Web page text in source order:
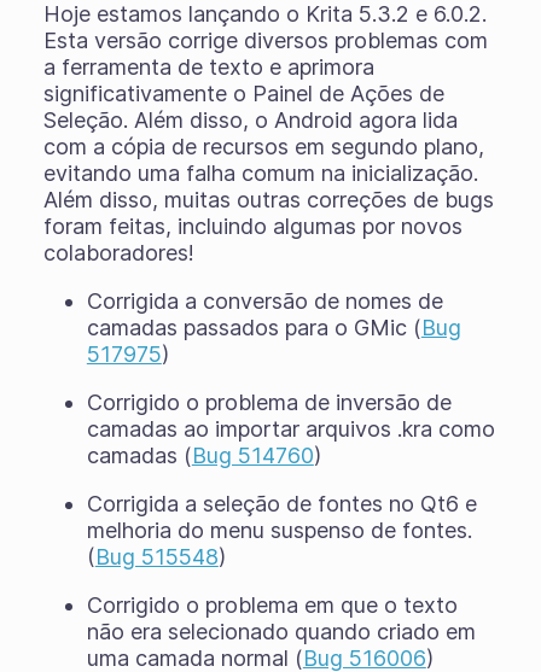
Hoje estamos lançando o Krita 5.3.2 e 6.0.2.
Esta versão corrige diversos problemas com
a ferramenta de texto e aprimora
significativamente o Painel de Ações de
Seleção. Além disso, o Android agora lida
com a cópia de recursos em segundo plano,
evitando uma falha comum na inicialização.
Além disso, muitas outras correções de bugs
foram feitas, incluindo algumas por novos
colaboradores!
Corrigida a conversão de nomes de
camadas passados ​​para o GMic (Bug
517975)
Corrigido o problema de inversão de
camadas ao importar arquivos .kra como
camadas (Bug 514760)
Corrigida a seleção de fontes no Qt6 e
melhoria do menu suspenso de fontes.
(Bug 515548)
Corrigido o problema em que o texto
não era selecionado quando criado em
uma camada normal (Bug 516006)